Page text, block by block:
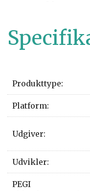
Produkttype:
Platform:
Udgiver:
Udvikler:
PEGI